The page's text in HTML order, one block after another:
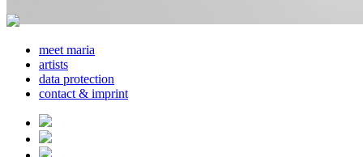
meet maria
artists
data protection
contact & imprint